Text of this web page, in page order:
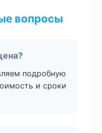
вопросы
подробную
и сроки